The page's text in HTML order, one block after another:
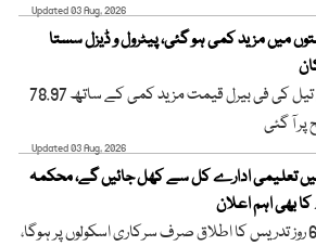
Updated 03 Aug, 2026
میں مزید کمی ہو گئی، پیٹرول و ڈیزل سستا
امریکی خام تیل کی فی بیرل قیمت مزید کمی کے ساتھ 78.97
پر آ گئی
Updated 03 Aug, 2026
میں تعلیمی ادارے کل سے کھل جائیں گے، محکمہ
بھی اہم اعلان
ہفتے میں 6 روز تدریس کا اطلاق صرف سرکاری اسکولوں پر ہوگا،